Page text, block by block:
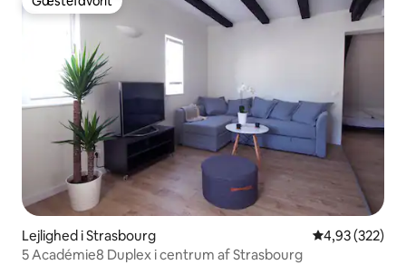
Gæstefavorit
Lejlighed i Strasbourg 4,93 ud af 5 i
4,93 (322)
5 Académie8 Duplex i centrum af Strasbourg